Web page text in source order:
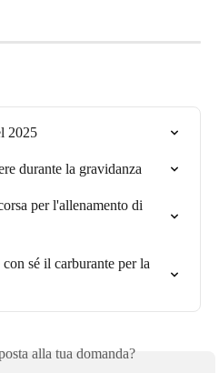
2025
durante la gravidanza
per l'allenamento di
sé il carburante per la
alla tua domanda?